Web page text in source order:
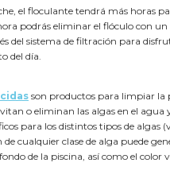
el floculante tendrá más horas
podrás eliminar el flóculo con
del sistema de filtración para
del día.
son productos para limpiar la
o eliminan las algas en el agua
para los distintos tipos de algas
cualquier clase de alga puede
de la piscina, así como el color